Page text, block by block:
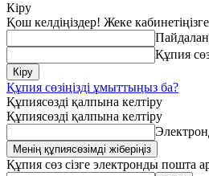
Кіру
Қош келдіңіздер! Жеке
Құпия
Құпия сөзіңізді ұмыттыңыз ба?
Құпиясөзді қалпына келтіру
Құпиясөзді қалпына келтіру
Құпия сөз сізге электронды пошта